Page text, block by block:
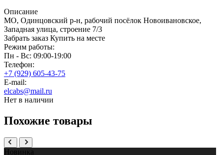
Описание
МО, Одинцовский р-н, рабочий посёлок Новоивановское,
Западная улица, строение 7/3
Забрать заказ Купить на месте
Режим работы:
Пн - Вс: 09:00-19:00
Телефон:
+7 (929) 605-43-75
E-mail:
elcabs@mail.ru
Нет в наличии
Похожие товары
Новинка